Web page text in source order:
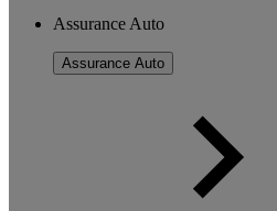
Assurance Auto
Assurance Auto